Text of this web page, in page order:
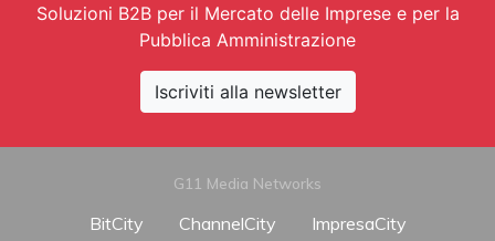
Soluzioni B2B per il Mercato delle Imprese e per la
Pubblica Amministrazione
Iscriviti alla newsletter
G11 Media Networks
BitCity ChannelCity
ImpresaCity